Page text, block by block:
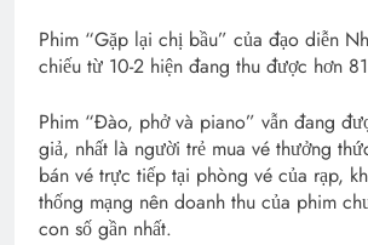
Phim “Gặp lại chị bầu” của đạo diễn
chiếu từ 10-2 hiện đang thu được hơn
Phim “Đào, phở và piano” vẫn đang
giả, nhất là người trẻ mua vé thưởng
bán vé trực tiếp tại phòng vé của rạp,
thống mạng nên doanh thu của phim
con số gần nhất.